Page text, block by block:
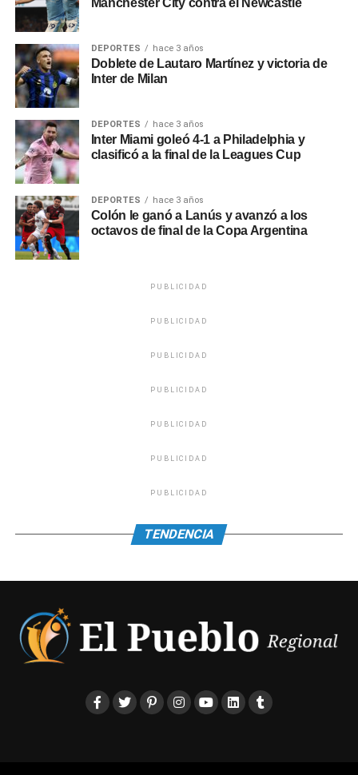
Manchester City contra el Newcastle
DEPORTES hace 3 años
Doblete de Lautaro Martínez y victoria de
Inter de Milan
DEPORTES hace 3 años
Inter Miami goleó 4-1 a Philadelphia y
clasificó a la final de la Leagues Cup
DEPORTES hace 3 años
Colón le ganó a Lanús y avanzó a los
octavos de final de la Copa Argentina
PUBLICIDAD
PUBLICIDAD
PUBLICIDAD
PUBLICIDAD
PUBLICIDAD
PUBLICIDAD
PUBLICIDAD
TENDENCIA